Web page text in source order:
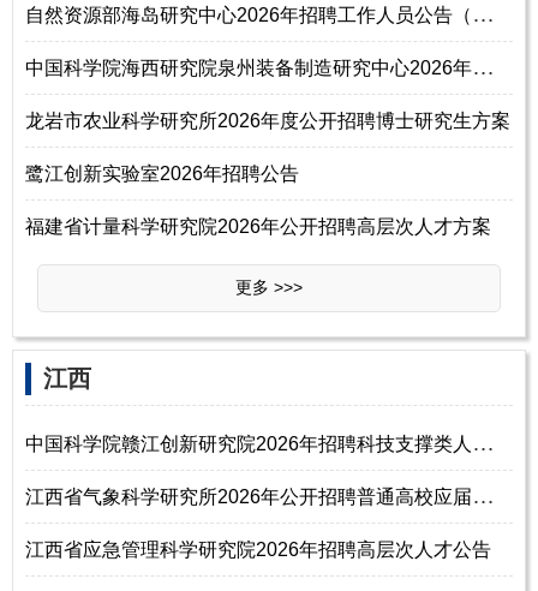
自
然资源部海岛研究中心2026年招聘工作人员公告（第二批）
中
国科学院海西研究院泉州装备制造研究中心2026年诚聘海内外优秀人才公告
龙岩市农业科学研究所2026年度公开招聘博士研究生方案
鹭江创新实验室2026年招聘公告
福建省计量科学研究院2026年公开招聘高层次人才方案
更多 >>>
‌‌江西
中
国科学院赣江创新研究院2026年招聘科技支撑类人才启事
江
西省气象科学研究所2026年公开招聘普通高校应届毕业生公告（第二批）
江西省应急管理科学研究院2026年招聘高层次人才公告